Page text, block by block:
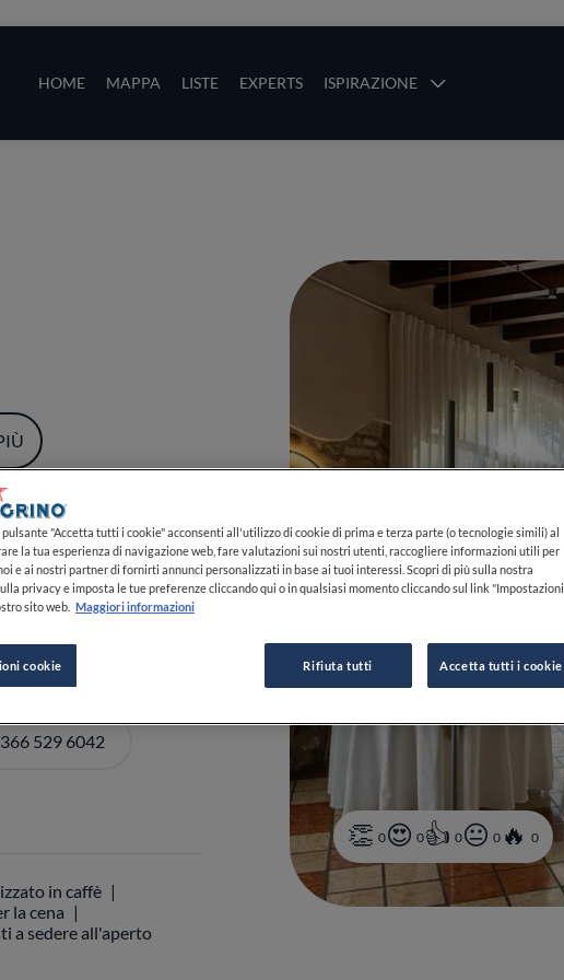
HOME MAPPA LISTE EXPERTS ISPIRAZIONE
0 0 0 0 0
21:30 VEDI ORARI
529 6042
in caffè
la cena
a sedere all'aperto
"Accetta tutti i cookie" acconsenti all'utilizzo di cookie di prima e terza parte (o tecnologie simili) al
la tua esperienza di navigazione web, fare valutazioni sui nostri utenti, raccogliere informazioni utili per
e ai nostri partner di fornirti annunci personalizzati in base ai tuoi interessi. Scopri di più sulla nostra
privacy e imposta le tue preferenze cliccando qui o in qualsiasi momento cliccando sul link "Impostazioni
sito web. Maggiori informazioni
cookie Rifiuta tutti Accetta tutti i cookie